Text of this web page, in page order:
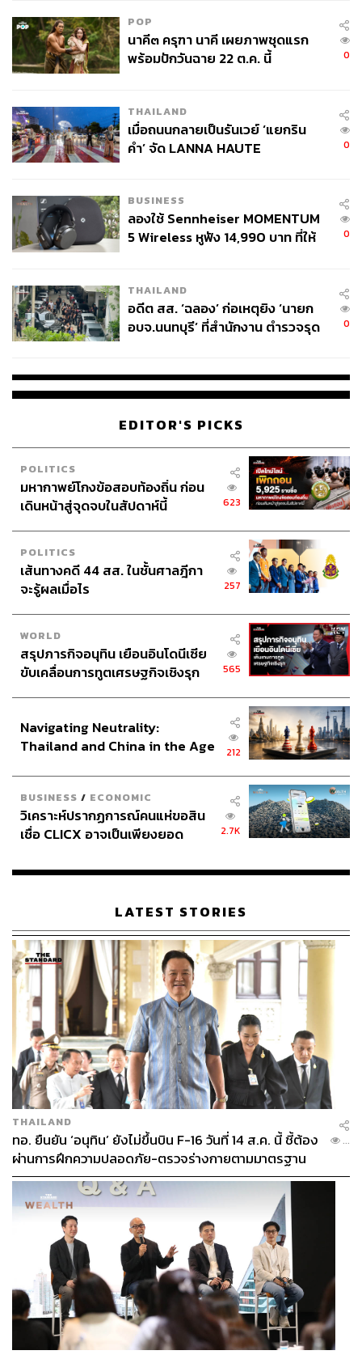
POP
นาคี๓ ครุฑา นาคี เผยภาพชุดแรก
พร้อมปักวันฉาย 22 ต.ค. นี้
0
THAILAND
เมื่อถนนกลายเป็นรันเวย์ ‘แยกริน
คำ’ จัด LANNA HAUTE
0
BUSINESS
ลองใช้ Sennheiser MOMENTUM
5 Wireless หูฟัง 14,990 บาท ที่ให้
0
THAILAND
อดีต สส. ‘ฉลอง’ ก่อเหตุยิง ‘นายก
อบจ.นนทบุรี’ ที่สำนักงาน ตำรวจรุด
0
EDITOR'S PICKS
POLITICS
มหากาพย์โกงข้อสอบท้องถิ่น ก่อน
เดินหน้าสู่จุดจบในสัปดาห์นี้
623
POLITICS
เส้นทางคดี 44 สส. ในชั้นศาลฎีกา
จะรู้ผลเมื่อไร
257
WORLD
สรุปภารกิจอนุทิน เยือนอินโดนีเซีย
ขับเคลื่อนการทูตเศรษฐกิจเชิงรุก
565
Navigating Neutrality:
Thailand and China in the Age
212
BUSINESS / ECONOMIC
วิเคราะห์ปรากฏการณ์คนแห่ขอสิน
เชื่อ CLICX อาจเป็นเพียงยอด
เรือนไทยที่ถูกซุกไว้
2.7K
LATEST STORIES
THAILAND
ทอ. ยืนยัน ‘อนุทิน’ ยังไม่ขึ้นบิน F-16 วันที่ 14 ส.ค. นี้ ชี้ต้อง
ผ่านการฝึกความปลอดภัย-ตรวจร่างกายตามมาตรฐาน
ก่อน
...